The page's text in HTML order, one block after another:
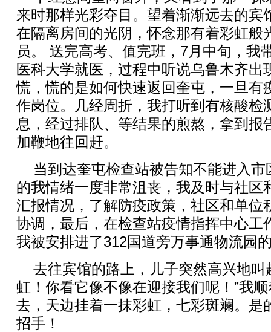
来时那样光彩夺目。望着渐渐远去的宾
在隔离房间的光阴，怀念那有着彩虹般
员。 送完高考、值完班，7月中旬，我
医科大学就医，过程中听说乌鲁木齐出
慌，慌的是如何快速返回奎屯，一旦有
作岗位。几经周折，我打听到有核酸检
息，经过排队、等结果的煎熬，拿到报
加鞭地往回赶。
当到达奎屯检查站被告知不能进入
的我情绪一度非常沮丧，我及时与社区
汇报情况，了解防疫政策，社区和单位
协调，最后，在检查站疫情指挥中心工
我被安排进了312国道旁万事通物流园
去往宾馆的路上，儿子突然高兴地叫
虹！你看它像不像在迎接我们呢！”我
去，天边挂着一抹彩虹，七彩斑斓。是
招手！